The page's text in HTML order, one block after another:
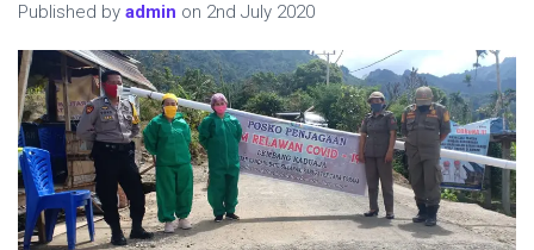
Published by admin on 2nd July 2020